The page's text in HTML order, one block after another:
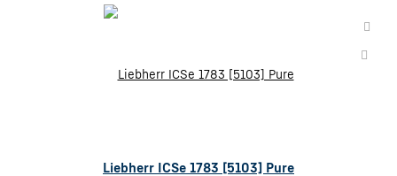
Liebherr ICSe 1783 [5103] Pure